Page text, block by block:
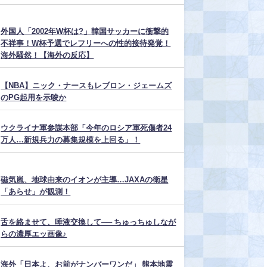
外国人「2002年W杯は?」韓国サッカーに衝撃的
不祥事！W杯予選でレフリーへの性的接待発覚！
海外騒然！【海外の反応】
【NBA】ニック・ナースもレブロン・ジェームズ
のPG起用を示唆か
ウクライナ軍参謀本部「今年のロシア軍死傷者24
万人…新規兵力の募集規模を上回る」！
磁気嵐、地球由来のイオンが主導…JAXAの衛星
「あらせ」が観測！
舌を絡ませて、唾液交換して── ちゅっちゅしなが
らの濃厚エッ画像♪
海外「日本よ、お前がナンバーワンだ」 熊本地震